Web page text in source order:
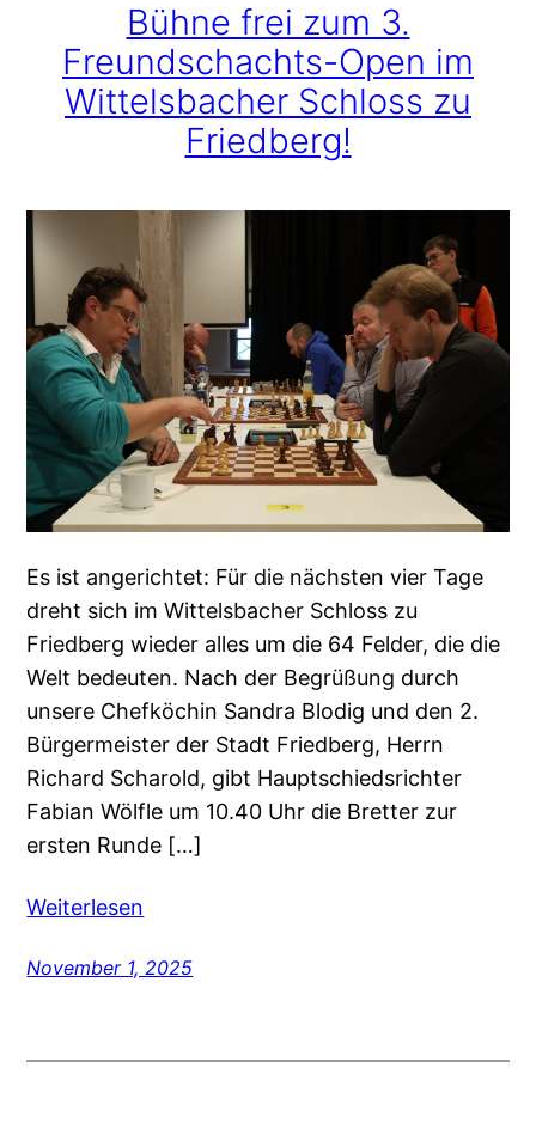
Bühne frei zum 3.
Freundschachts-Open im
Wittelsbacher Schloss zu
Friedberg!
Es ist angerichtet: Für die nächsten vier Tage
dreht sich im Wittelsbacher Schloss zu
Friedberg wieder alles um die 64 Felder, die die
Welt bedeuten. Nach der Begrüßung durch
unsere Chefköchin Sandra Blodig und den 2.
Bürgermeister der Stadt Friedberg, Herrn
Richard Scharold, gibt Hauptschiedsrichter
Fabian Wölfle um 10.40 Uhr die Bretter zur
ersten Runde […]
Weiterlesen
November 1, 2025